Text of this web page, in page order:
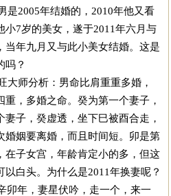
2005年结婚的，2010年他又看
小7岁的美女，遂于2011年六月与
当年九月又与此小美女结婚。这是
吗？
师分析：男命比肩重重多婚，
重，多婚之命。癸为第一个妻子，
妻子，癸虚透，坐下巳被酉合走，
婚姻要离婚，而且时间短。卯是第
在子女宫，年龄肯定小的多，但这
以白头。为什么是2011年换妻呢？
卯年，妻星伏吟，走一个，来一